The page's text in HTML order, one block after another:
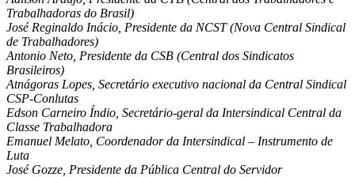
Trabalhadoras do Brasil)
José Reginaldo Inácio, Presidente da NCST (Nova Central Sindical
de Trabalhadores)
Antonio Neto, Presidente da CSB (Central dos Sindicatos
Brasileiros)
Atnágoras Lopes, Secretário executivo nacional da Central Sindical
CSP-Conlutas
Edson Carneiro Índio, Secretário-geral da Intersindical Central da
Classe Trabalhadora
Emanuel Melato, Coordenador da Intersindical – Instrumento de
Luta
José Gozze, Presidente da Pública Central do Servidor